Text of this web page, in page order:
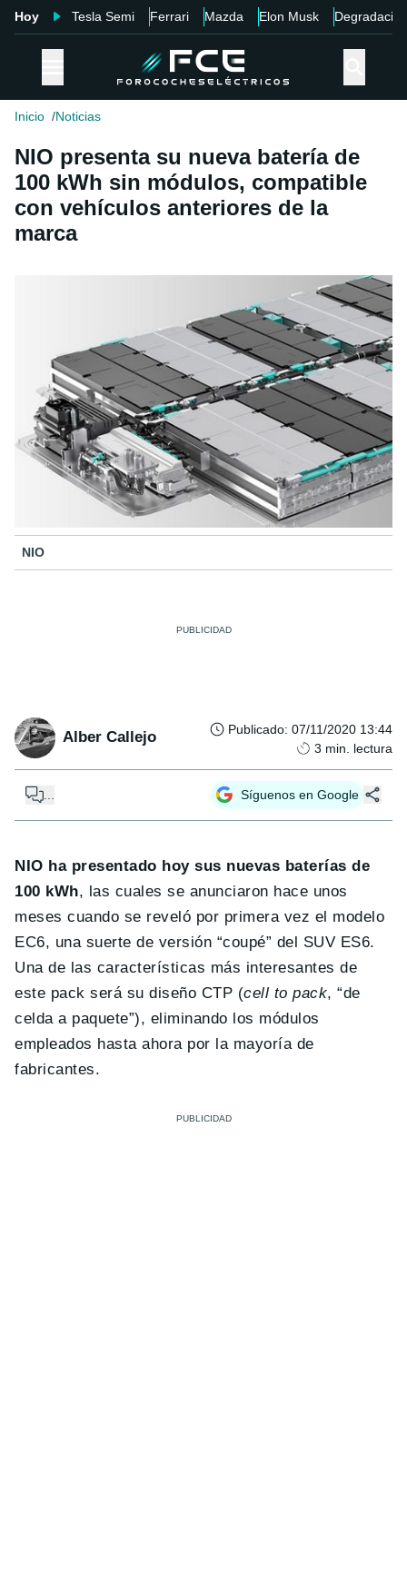
Hoy Tesla Semi Ferrari Mazda Elon Musk Degradación
Inicio Noticias
NIO presenta su nueva batería de
100 kWh sin módulos, compatible
con vehículos anteriores de la
marca
NIO
Alber Callejo Publicado: 07/11/2020 13:44
3 min. lectura
Síguenos en Google
NIO ha presentado hoy sus nuevas baterías de
100 kWh, las cuales se anunciaron hace unos
meses cuando se reveló por primera vez el modelo
EC6, una suerte de versión “coupé” del SUV ES6.
Una de las características más interesantes de
este pack será su diseño CTP (cell to pack, “de
celda a paquete”), eliminando los módulos
empleados hasta ahora por la mayoría de
fabricantes.